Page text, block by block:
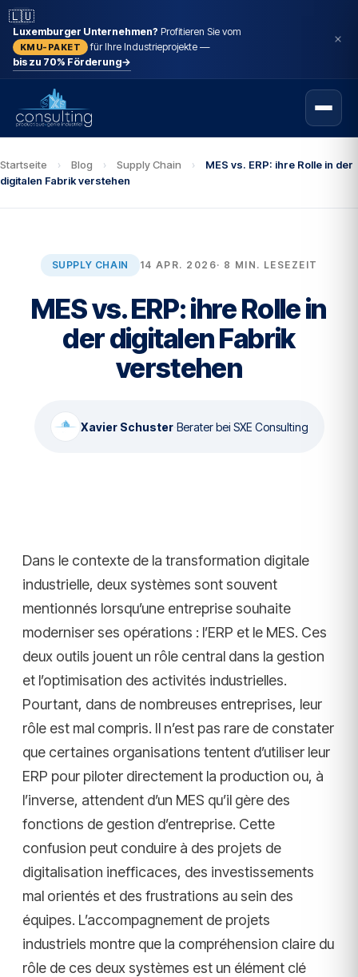
🇱🇺
Luxemburger Unternehmen? Profitieren Sie vom
KMU-PAKET
für Ihre Industrieprojekte —
bis zu 70% Förderung→
Startseite › Blog › Supply Chain ›
MES vs. ERP: ihre Rolle in der
digitalen Fabrik verstehen
SUPPLY CHAIN 14 APR. 2026· 8 MIN. LESEZEIT
MES vs. ERP: ihre Rolle in
der digitalen Fabrik
verstehen
Xavier Schuster· Berater bei SXE Consulting
Dans le contexte de la transformation digitale
industrielle, deux systèmes sont souvent
mentionnés lorsqu’une entreprise souhaite
moderniser ses opérations : l’ERP et le MES. Ces
deux outils jouent un rôle central dans la gestion
et l’optimisation des activités industrielles.
Pourtant, dans de nombreuses entreprises, leur
rôle est mal compris. Il n’est pas rare de constater
que certaines organisations tentent d’utiliser leur
ERP pour piloter directement la production ou, à
l’inverse, attendent d’un MES qu’il gère des
fonctions de gestion d’entreprise. Cette
confusion peut conduire à des projets de
digitalisation inefficaces, des investissements
mal orientés et des frustrations au sein des
équipes. L’accompagnement de projets
industriels montre que la compréhension claire du
rôle de ces deux systèmes est un élément clé